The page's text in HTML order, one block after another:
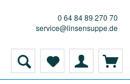
0 64 84 89 270 70
service@linsensuppe.de